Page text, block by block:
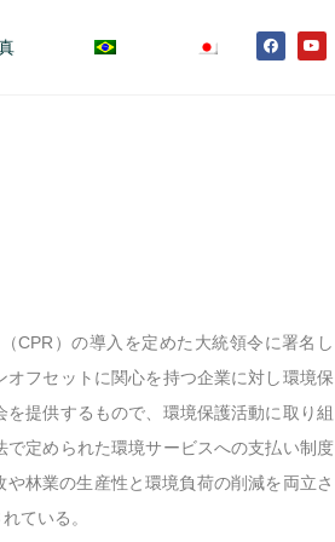
CPR）の導入を定めた大統領令に署名し
フセットに関心を持つ企業に対し環境保
提供するもので、環境保護活動に取り組
定められた環境サービスへの支払い制度
林業の生産性と環境負荷の削減を両立さ
ている。